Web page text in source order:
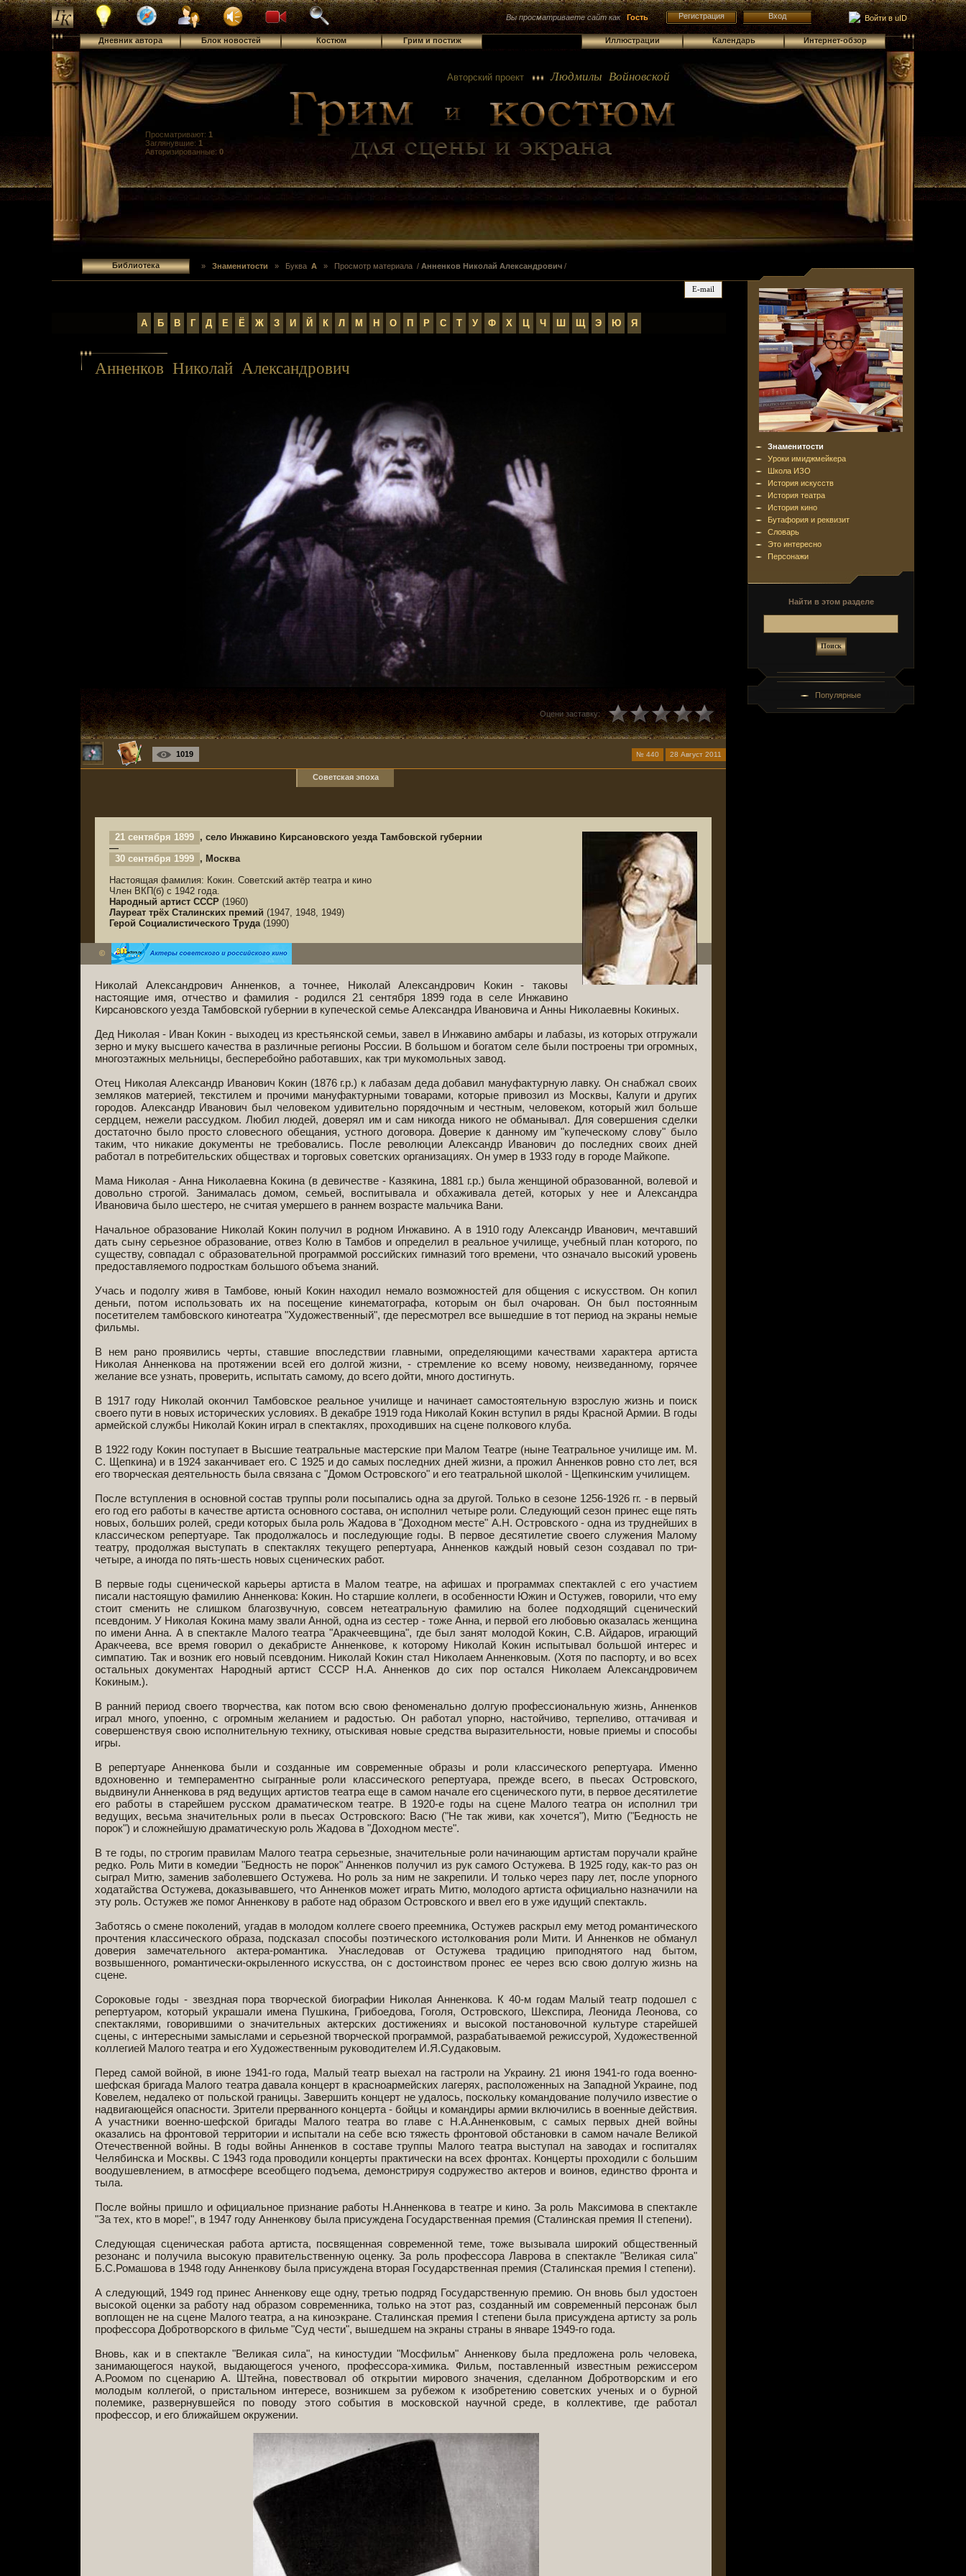
Библиотека » Знаменитости » Буква А » Просмотр материала / Анненков Николай Александрович /
Знаменитости
Уроки имиджмейкера
Школа ИЗО
История искусств
История театра
История кино
Бутафория и реквизит
Словарь
Это интересно
Персонажи
Найти в этом разделе
Популярные
Вы просматриваете сайт как Гость Регистрация Вход Войти в uID
Дневник автора Блок новостей Костюм Грим и постиж Иллюстрации Календарь Интернет-обзор
Просматривают: 1
Заглянувшие: 1
Авторизированные: 0
Авторский проект Людмилы Войновской
А Б В Г Д Е Ё Ж З И Й К Л М Н О П Р С Т У Ф Х Ц Ч Ш Щ Э Ю Я
Анненков Николай Александрович
Оцени заставку:
1019 № 440 28 Август 2011
Советская эпоха
21 сентября 1899 , село Инжавино Кирсановского уезда Тамбовской губернии
—
30 сентября 1999 , Москва
Настоящая фамилия: Кокин. Советский актёр театра и кино
Член ВКП(б) с 1942 года.
Народный артист СССР (1960)
Лауреат трёх Сталинских премий (1947, 1948, 1949)
Герой Социалистического Труда(1990)
©
Николай Александрович Анненков, а точнее, Николай Александрович Кокин - таковы
настоящие имя, отчество и фамилия - родился 21 сентября 1899 года в селе Инжавино
Кирсановского уезда Тамбовской губернии в купеческой семье Александра Ивановича и Анны Николаевны Кокиных.
Дед Николая - Иван Кокин - выходец из крестьянской семьи, завел в Инжавино амбары и лабазы, из которых отгружали
зерно и муку высшего качества в различные регионы России. В большом и богатом селе были построены три огромных,
многоэтажных мельницы, бесперебойно работавших, как три мукомольных завод.
Отец Николая Александр Иванович Кокин (1876 г.р.) к лабазам деда добавил мануфактурную лавку. Он снабжал своих
земляков материей, текстилем и прочими мануфактурными товарами, которые привозил из Москвы, Калуги и других
городов. Александр Иванович был человеком удивительно порядочным и честным, человеком, который жил больше
сердцем, нежели рассудком. Любил людей, доверял им и сам никогда никого не обманывал. Для совершения сделки
достаточно было просто словесного обещания, устного договора. Доверие к данному им "купеческому слову" было
таким, что никакие документы не требовались. После революции Александр Иванович до последних своих дней
работал в потребительских обществах и торговых советских организациях. Он умер в 1933 году в городе Майкопе.
Мама Николая - Анна Николаевна Кокина (в девичестве - Казякина, 1881 г.р.) была женщиной образованной, волевой и
довольно строгой. Занималась домом, семьей, воспитывала и обхаживала детей, которых у нее и Александра
Ивановича было шестеро, не считая умершего в раннем возрасте мальчика Вани.
Начальное образование Николай Кокин получил в родном Инжавино. А в 1910 году Александр Иванович, мечтавший
дать сыну серьезное образование, отвез Колю в Тамбов и определил в реальное училище, учебный план которого, по
существу, совпадал с образовательной программой российских гимназий того времени, что означало высокий уровень
предоставляемого подросткам большого объема знаний.
Учась и подолгу живя в Тамбове, юный Кокин находил немало возможностей для общения с искусством. Он копил
деньги, потом использовать их на посещение кинематографа, которым он был очарован. Он был постоянным
посетителем тамбовского кинотеатра "Художественный", где пересмотрел все вышедшие в тот период на экраны немые
фильмы.
В нем рано проявились черты, ставшие впоследствии главными, определяющими качествами характера артиста
Николая Анненкова на протяжении всей его долгой жизни, - стремление ко всему новому, неизведанному, горячее
желание все узнать, проверить, испытать самому, до всего дойти, много достигнуть.
В 1917 году Николай окончил Тамбовское реальное училище и начинает самостоятельную взрослую жизнь и поиск
своего пути в новых исторических условиях. В декабре 1919 года Николай Кокин вступил в ряды Красной Армии. В годы
армейской службы Николай Кокин играл в спектаклях, проходивших на сцене полкового клуба.
В 1922 году Кокин поступает в Высшие театральные мастерские при Малом Театре (ныне Театральное училище им. М.
С. Щепкина) и в 1924 заканчивает его. С 1925 и до самых последних дней жизни, а прожил Анненков ровно сто лет, вся
его творческая деятельность была связана с "Домом Островского" и его театральной школой - Щепкинским училищем.
После вступления в основной состав труппы роли посыпались одна за другой. Только в сезоне 1256-1926 гг. - в первый
его год его работы в качестве артиста основного состава, он исполнил четыре роли. Следующий сезон принес еще пять
новых, больших ролей, среди которых была роль Жадова в "Доходном месте" А.Н. Островского - одна из труднейших в
классическом репертуаре. Так продолжалось и последующие годы. В первое десятилетие своего служения Малому
театру, продолжая выступать в спектаклях текущего репертуара, Анненков каждый новый сезон создавал по три-
четыре, а иногда по пять-шесть новых сценических работ.
В первые годы сценической карьеры артиста в Малом театре, на афишах и программах спектаклей с его участием
писали настоящую фамилию Анненкова: Кокин. Но старшие коллеги, в особенности Южин и Остужев, говорили, что ему
стоит сменить не слишком благозвучную, совсем нетеатральную фамилию на более подходящий сценический
псевдоним. У Николая Кокина маму звали Анной, одна из сестер - тоже Анна, и первой его любовью оказалась женщина
по имени Анна. А в спектакле Малого театра "Аракчеевщина", где был занят молодой Кокин, С.В. Айдаров, играющий
Аракчеева, все время говорил о декабристе Анненкове, к которому Николай Кокин испытывал большой интерес и
симпатию. Так и возник его новый псевдоним. Николай Кокин стал Николаем Анненковым. (Хотя по паспорту, и во всех
остальных документах Народный артист СССР Н.А. Анненков до сих пор остался Николаем Александровичем
Кокиным.).
В ранний период своего творчества, как потом всю свою феноменально долгую профессиональную жизнь, Анненков
играл много, упоенно, с огромным желанием и радостью. Он работал упорно, настойчиво, терпеливо, оттачивая и
совершенствуя свою исполнительную технику, отыскивая новые средства выразительности, новые приемы и способы
игры.
В репертуаре Анненкова были и созданные им современные образы и роли классического репертуара. Именно
вдохновенно и темпераментно сыгранные роли классического репертуара, прежде всего, в пьесах Островского,
выдвинули Анненкова в ряд ведущих артистов театра еще в самом начале его сценического пути, в первое десятилетие
его работы в старейшем русском драматическом театре. В 1920-е годы на сцене Малого театра он исполнил три
ведущих, весьма значительных роли в пьесах Островского: Васю ("Не так живи, как хочется"), Митю ("Бедность не
порок") и сложнейшую драматическую роль Жадова в "Доходном месте".
В те годы, по строгим правилам Малого театра серьезные, значительные роли начинающим артистам поручали крайне
редко. Роль Мити в комедии "Бедность не порок" Анненков получил из рук самого Остужева. В 1925 году, как-то раз он
сыграл Митю, заменив заболевшего Остужева. Но роль за ним не закрепили. И только через пару лет, после упорного
ходатайства Остужева, доказывавшего, что Анненков может играть Митю, молодого артиста официально назначили на
эту роль. Остужев же помог Анненкову в работе над образом Островского и ввел его в уже идущий спектакль.
Заботясь о смене поколений, угадав в молодом коллеге своего преемника, Остужев раскрыл ему метод романтического
прочтения классического образа, подсказал способы поэтического истолкования роли Мити. И Анненков не обманул
доверия замечательного актера-романтика. Унаследовав от Остужева традицию приподнятого над бытом,
возвышенного, романтически-окрыленного искусства, он с достоинством пронес ее через всю свою долгую жизнь на
сцене.
Сороковые годы - звездная пора творческой биографии Николая Анненкова. К 40-м годам Малый театр подошел с
репертуаром, который украшали имена Пушкина, Грибоедова, Гоголя, Островского, Шекспира, Леонида Леонова, со
спектаклями, говорившими о значительных актерских достижениях и высокой постановочной культуре старейшей
сцены, с интересными замыслами и серьезной творческой программой, разрабатываемой режиссурой, Художественной
коллегией Малого театра и его Художественным руководителем И.Я.Судаковым.
Перед самой войной, в июне 1941-го года, Малый театр выехал на гастроли на Украину. 21 июня 1941-го года военно-
шефская бригада Малого театра давала концерт в красноармейских лагерях, расположенных на Западной Украине, под
Ковелем, недалеко от польской границы. Завершить концерт не удалось, поскольку командование получило известие о
надвигающейся опасности. Зрители прерванного концерта - бойцы и командиры армии включились в военные действия.
А участники военно-шефской бригады Малого театра во главе с Н.А.Анненковым, с самых первых дней войны
оказались на фронтовой территории и испытали на себе всю тяжесть фронтовой обстановки в самом начале Великой
Отечественной войны. В годы войны Анненков в составе труппы Малого театра выступал на заводах и госпиталях
Челябинска и Москвы. С 1943 года проводили концерты практически на всех фронтах. Концерты проходили с большим
воодушевлением, в атмосфере всеобщего подъема, демонстрируя содружество актеров и воинов, единство фронта и
тыла.
После войны пришло и официальное признание работы Н.Анненкова в театре и кино. За роль Максимова в спектакле
"За тех, кто в море!", в 1947 году Анненкову была присуждена Государственная премия (Сталинская премия II степени).
Следующая сценическая работа артиста, посвященная современной теме, тоже вызывала широкий общественный
резонанс и получила высокую правительственную оценку. За роль профессора Лаврова в спектакле "Великая сила"
Б.С.Ромашова в 1948 году Анненкову была присуждена вторая Государственная премия (Сталинская премия I степени).
А следующий, 1949 год принес Анненкову еще одну, третью подряд Государственную премию. Он вновь был удостоен
высокой оценки за работу над образом современника, только на этот раз, созданный им современный персонаж был
воплощен не на сцене Малого театра, а на киноэкране. Сталинская премия I степени была присуждена артисту за роль
профессора Добротворского в фильме "Суд чести", вышедшем на экраны страны в январе 1949-го года.
Вновь, как и в спектакле "Великая сила", на киностудии "Мосфильм" Анненкову была предложена роль человека,
занимающегося наукой, выдающегося ученого, профессора-химика. Фильм, поставленный известным режиссером
А.Роомом по сценарию А. Штейна, повествовал об открытии мирового значения, сделанном Добротворским и его
молодым коллегой, о пристальном интересе, возникшем за рубежом к изобретению советских ученых и о бурной
полемике, развернувшейся по поводу этого события в московской научной среде, в коллективе, где работал
профессор, и его ближайшем окружении.